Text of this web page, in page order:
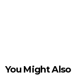
You Might